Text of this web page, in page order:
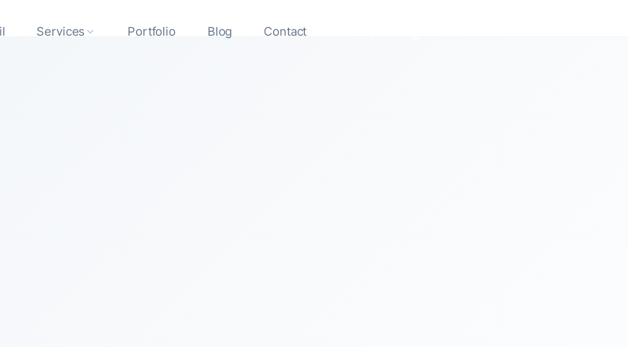
Services Portfolio Blog Contact